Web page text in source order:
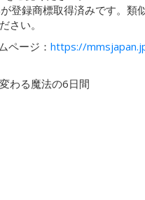
登録商標取得済みです。類
さい。
ページ： https://
わる魔法の6日間